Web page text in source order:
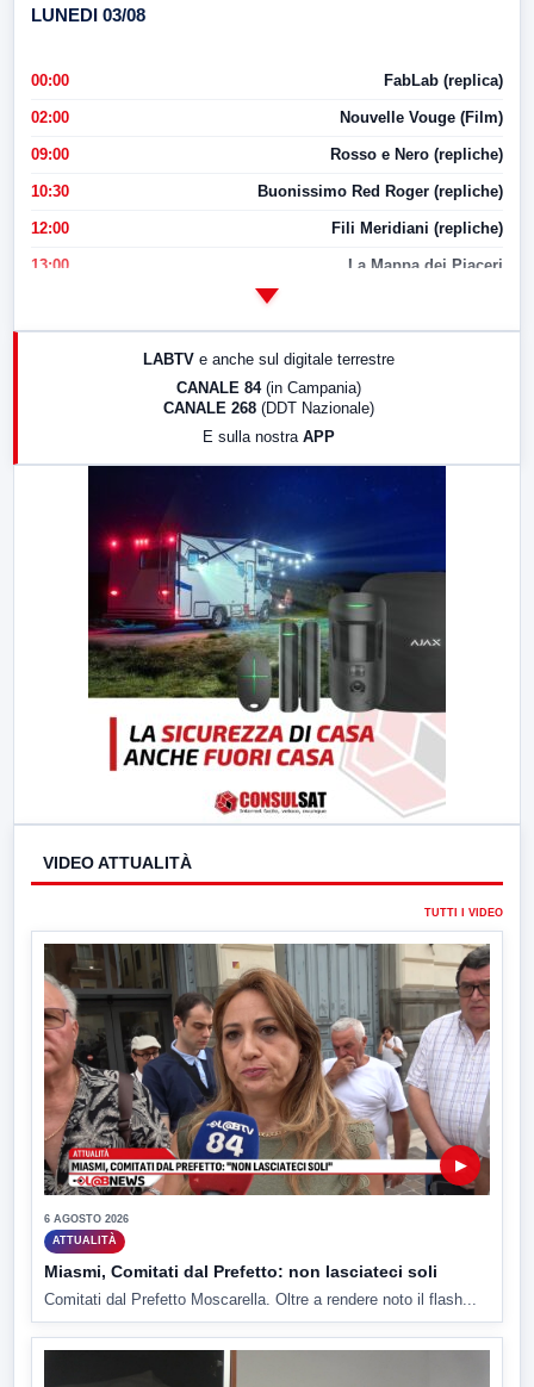
LUNEDI 03/08
00:00 FabLab (replica)
02:00 Nouvelle Vouge (Film)
09:00 Rosso e Nero (repliche)
10:30 Buonissimo Red Roger (repliche)
12:00 Fili Meridiani (repliche)
13:00 La Mappa dei Piaceri
LABTV e anche sul digitale terrestre
CANALE 84 (in Campania)
CANALE 268 (DDT Nazionale)
E sulla nostra APP
VIDEO ATTUALITÀ
TUTTI I VIDEO
▶
6 AGOSTO 2026
ATTUALITÀ
Miasmi, Comitati dal Prefetto: non lasciateci soli
Comitati dal Prefetto Moscarella. Oltre a rendere noto il flash...